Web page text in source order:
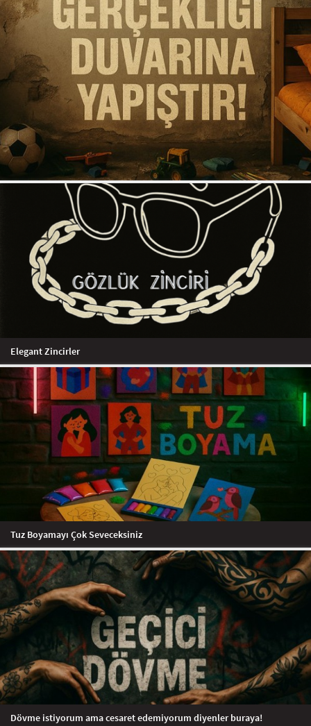
Elegant Zincirler
Tuz Boyamayı Çok Seveceksiniz
Dövme istiyorum ama cesaret edemiyorum diyenler buraya!